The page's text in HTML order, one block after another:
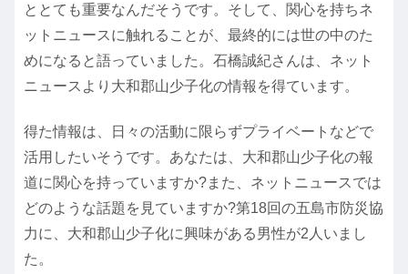
ととても重要なんだそうです。そして、関心を持ちネ
ットニュースに触れることが、最終的には世の中のた
めになると語っていました。石橋誠紀さんは、ネット
ニュースより大和郡山少子化の情報を得ています。
得た情報は、日々の活動に限らずプライベートなどで
活用したいそうです。あなたは、大和郡山少子化の報
道に関心を持っていますか?また、ネットニュースでは
どのような話題を見ていますか?第18回の五島市防災協
力に、大和郡山少子化に興味がある男性が2人いまし
た。